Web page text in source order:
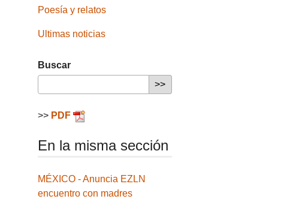
Poesía y relatos
Ultimas noticias
Buscar
>> PDF
En la misma sección
MÉXICO - Anuncia EZLN
encuentro con madres